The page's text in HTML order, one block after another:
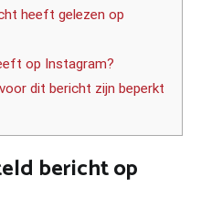
heeft gelezen op
op Instagram?
dit bericht zijn beperkt
bericht op